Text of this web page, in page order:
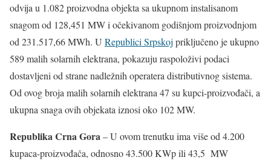
odvija u 1.082 proizvodna objekta sa ukupnom instalisanom
snagom od 128,451 MW i očekivanom godišnjom proizvodnjom
od 231.517,66 MWh. U Republici Srpskoj priključeno je ukupno
589 malih solarnih elektrana, pokazuju raspoloživi podaci
dostavljeni od strane nadležnih operatera distributivnog sistema.
Od ovog broja malih solarnih elektrana 47 su kupci-proizvođači, a
ukupna snaga ovih objekata iznosi oko 102 MW.
Republika Crna Gora– U ovom trenutku ima više od 4.200
kupaca-proizvođača, odnosno 43.500 KWp ili 43,5 MW